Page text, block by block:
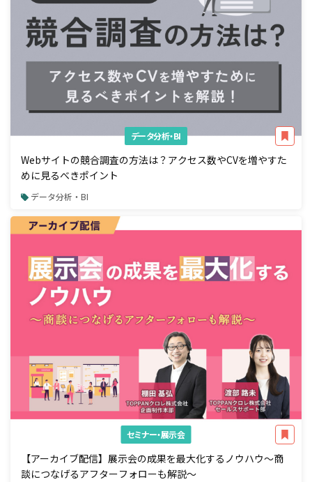
データ分析・BI
Webサイトの競合調査の方法は？アクセス数やCVを増やすた
めに見るべきポイント
データ分析・BI
セミナー・展示会
【アーカイブ配信】展示会の成果を最大化するノウハウ～商
談につなげるアフターフォローも解説～